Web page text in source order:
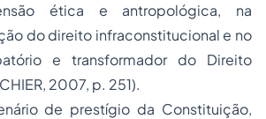
ética e antropológica, na
do direito infraconstitucional e no
e transformador do Direito
2007, p. 251).
de prestígio da Constituição,